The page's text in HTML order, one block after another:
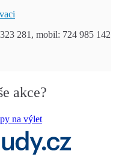
281, mobil: 724 985 142
akce?